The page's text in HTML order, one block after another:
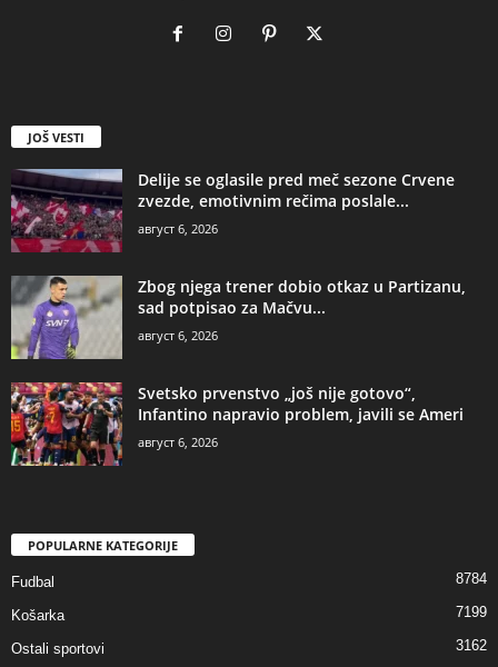
JOŠ VESTI
Delije se oglasile pred meč sezone Crvene
zvezde, emotivnim rečima poslale...
август 6, 2026
Zbog njega trener dobio otkaz u Partizanu,
sad potpisao za Mačvu...
август 6, 2026
Svetsko prvenstvo „još nije gotovo“,
Infantino napravio problem, javili se Ameri
август 6, 2026
POPULARNE KATEGORIJE
Fudbal 8784
Košarka 7199
Ostali sportovi 3162